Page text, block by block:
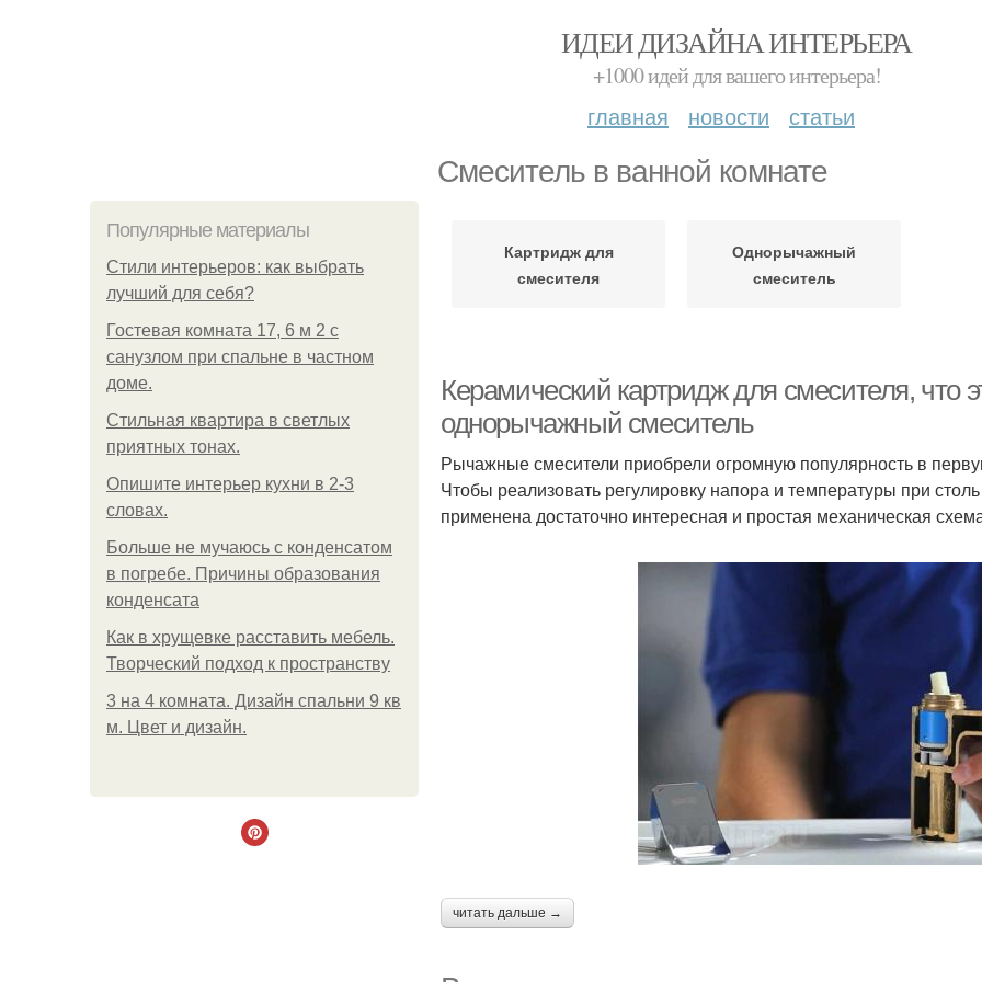
ИДЕИ ДИЗАЙНА ИНТЕРЬЕРА
+1000 идей для вашего интерьера!
главная новости статьи
Смеситель в ванной комнате
Популярные материалы
Стили интерьеров: как выбрать
лучший для себя?
Гостевая комната 17, 6 м 2 с
санузлом при спальне в частном
доме.
Стильная квартира в светлых
приятных тонах.
Опишите интерьер кухни в 2-3
словах.
Больше не мучаюсь с конденсатом
в погребе. Причины образования
конденсата
Как в хрущевке расставить мебель.
Творческий подход к пространству
3 на 4 комната. Дизайн спальни 9 кв
м. Цвет и дизайн.
Картридж для
смесителя
Однорычажный
смеситель
Керамический картридж для смесителя, что
однорычажный смеситель
Рычажные смесители приобрели огромную популярность в
Чтобы реализовать регулировку напора и температуры при
применена достаточно интересная и простая механическая
читать дальше →